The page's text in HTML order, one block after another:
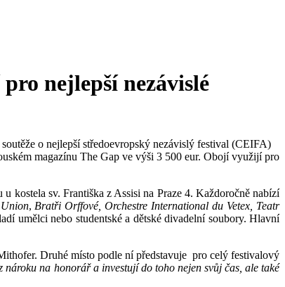
nejlepší nezávislé
o nejlepší středoevropský nezávislý festival (CEIFA)
magazínu The Gap ve výši 3 500 eur. Obojí využijí pro
kostela sv. Františka z Assisi na Praze 4. Každoročně nabízí
, Bratři Orffové, Orchestre International du Vetex, Teatr
umělci nebo studentské a dětské divadelní soubory. Hlavní
Druhé místo podle ní představuje pro celý festivalový
na honorář a investují do toho nejen svůj čas, ale také